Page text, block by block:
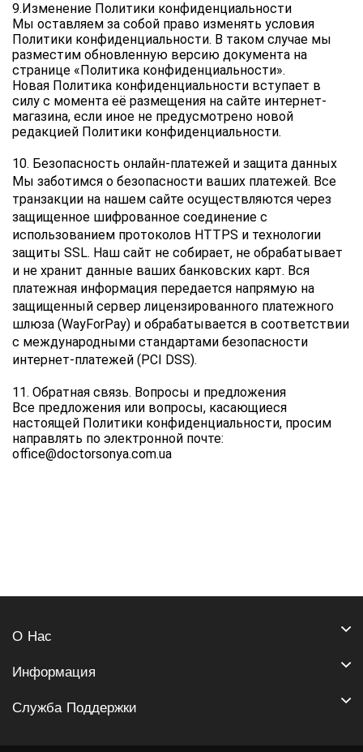
9.Изменение Политики конфиденциальности
Мы оставляем за собой право изменять условия
Политики конфиденциальности. В таком случае мы
разместим обновленную версию документа на
странице «Политика конфиденциальности».
Новая Политика конфиденциальности вступает в
силу с момента её размещения на сайте интернет-
магазина, если иное не предусмотрено новой
редакцией Политики конфиденциальности.
10. Безопасность онлайн-платежей и защита данных
Мы заботимся о безопасности ваших платежей. Все
транзакции на нашем сайте осуществляются через
защищенное шифрованное соединение с
использованием протоколов HTTPS и технологии
защиты SSL. Наш сайт не собирает, не обрабатывает
и не хранит данные ваших банковских карт. Вся
платежная информация передается напрямую на
защищенный сервер лицензированного платежного
шлюза (WayForPay) и обрабатывается в соответствии
с международными стандартами безопасности
интернет-платежей (PCI DSS).
11. Обратная связь. Вопросы и предложения
Все предложения или вопросы, касающиеся
настоящей Политики конфиденциальности, просим
направлять по электронной почте:
office@doctorsonya.com.ua
О Нас
Информация
Служба Поддержки